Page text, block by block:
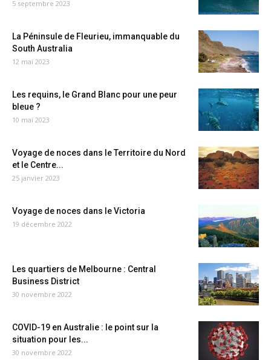
5 septembre 2023
La Péninsule de Fleurieu, immanquable du
South Australia
12 mai 2023
Les requins, le Grand Blanc pour une peur
bleue ?
10 mai 2023
Voyage de noces dans le Territoire du Nord
et le Centre...
25 janvier 2023
Voyage de noces dans le Victoria
19 décembre 2022
Les quartiers de Melbourne : Central
Business District
30 novembre 2022
COVID-19 en Australie : le point sur la
situation pour les...
30 novembre 2022